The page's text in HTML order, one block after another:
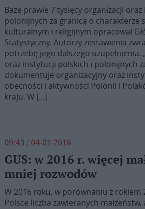
Bazę prawie 7 tysięcy organizacji
polonijnych za granicą o charakterze
kulturalnym i religijnym opracował
Statystyczny. Autorzy zestawienia
potrzebę jego dalszego uzupełnienia.
oraz instytucji polskich i polonijnych
dokumentuje organizacyjny oraz
obecności i aktywności Polonii i
kraju. W […]
09:43 / 04-01-2018
GUS: w 2016 r. więcej
mniej rozwodów
W 2016 roku, w porównaniu z rokiem
Polsce liczba zawieranych małżeństw,